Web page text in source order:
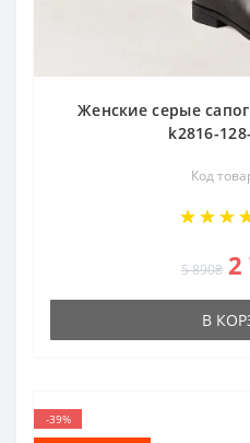
Женские серые
k2816-
Код
5 890₴ 2
В
-39%